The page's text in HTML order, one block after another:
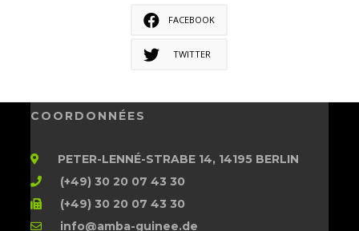
FACEBOOK
TWITTER
COORDONNÉES
PETER-LENNÉ-STRABE 14, 14195 BERLIN
(+49) 30 20 07 43 30
(+49) 30 20 07 43 30
info@amba-guinee.de